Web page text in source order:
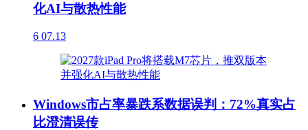
化AI与散热性能
6 07.13
Windows市占率暴跌系数据误判：72%真实占
比澄清误传